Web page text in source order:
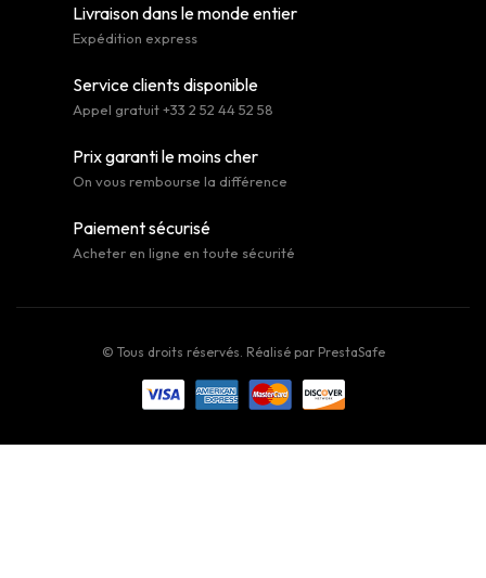
Livraison dans le monde entier
Expédition express
Service clients disponible
Appel gratuit +33 2 52 44 52 58
Prix garanti le moins cher
On vous rembourse la différence
Paiement sécurisé
Acheter en ligne en toute sécurité
© Tous droits réservés. Réalisé par PrestaSafe